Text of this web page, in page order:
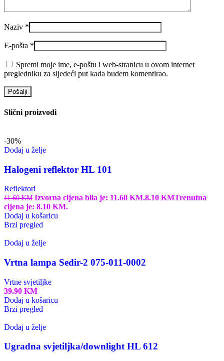
Naziv *
E-pošta *
Spremi moje ime, e-poštu i web-stranicu u ovom internet
pregledniku za sljedeći put kada budem komentirao.
Slični proizvodi
-30%
Dodaj u želje
Halogeni reflektor HL 101
Reflektori
11.60KM Izvorna cijena bila je: 11.60 KM.8.10 KMTrenutna
cijena je: 8.10 KM.
Dodaj u košaricu
Brzi pregled
Dodaj u želje
Vrtna lampa Sedir-2 075-011-0002
Vrtne svjetiljke
39.90 KM
Dodaj u košaricu
Brzi pregled
Dodaj u želje
Ugradna svjetiljka/downlight HL 612